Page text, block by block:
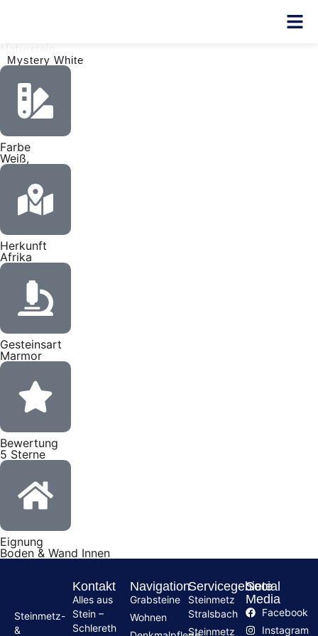
Naturstein
Mystery White
Farbe
Weiß,
Herkunft
Afrika
Gesteinsart
Marmor
Bewertung
5 Sterne
Eignung
Boden & Wand Innen
Steinmetz-
&
Kontakt
Alles aus
Stein –
Schlereth
Navigation
Grabsteine
Wohnen
Servicegebiete
Steinmetz
Stralsbach
Steinmetz
Social
Media
Facebook
Instagram